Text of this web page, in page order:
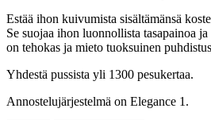
Estää ihon kuivumista sisältämänsä
Se suojaa ihon luonnollista tasapainoa
on tehokas ja mieto tuoksuinen
Yhdestä pussista yli 1300 pesukertaa.
Annostelujärjestelmä on Elegance 1.